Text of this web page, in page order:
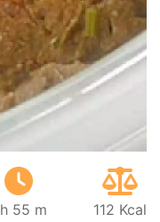
55 m 112 Kcal